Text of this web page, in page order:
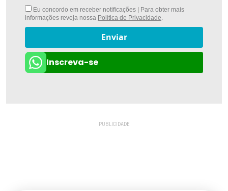
Eu concordo em receber notificações | Para obter mais
informações reveja nossa Política de Privacidade.
Enviar
Inscreva-se